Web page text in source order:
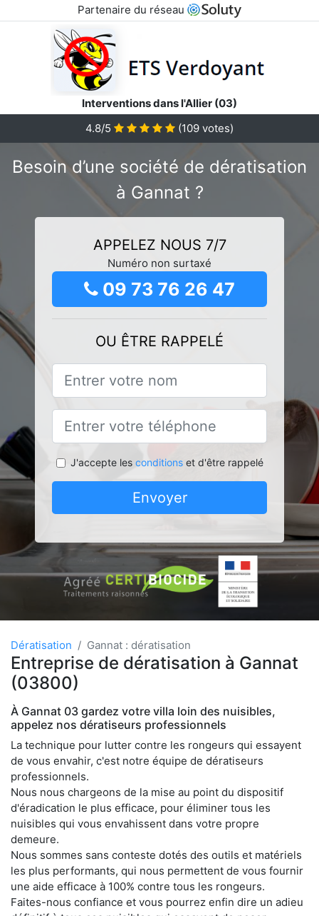
Partenaire du réseau
Interventions dans l'Allier (03)
4.8/5
(109 votes)
Besoin d’une société de dératisation
à Gannat ?
APPELEZ NOUS 7/7
Numéro non surtaxé
09 73 76 26 47
OU ÊTRE RAPPELÉ
J'accepte les conditionset d'être rappelé
Envoyer
Dératisation Gannat : dératisation
Entreprise de dératisation à Gannat
(03800)
À Gannat 03 gardez votre villa loin des nuisibles,
appelez nos dératiseurs professionnels
La technique pour lutter contre les rongeurs qui essayent
de vous envahir, c'est notre équipe de dératiseurs
professionnels.
Nous nous chargeons de la mise au point du dispositif
d'éradication le plus efficace, pour éliminer tous les
nuisibles qui vous envahissent dans votre propre
demeure.
Nous sommes sans conteste dotés des outils et matériels
les plus performants, qui nous permettent de vous fournir
une aide efficace à 100% contre tous les rongeurs.
Faites-nous confiance et vous pourrez enfin dire un adieu